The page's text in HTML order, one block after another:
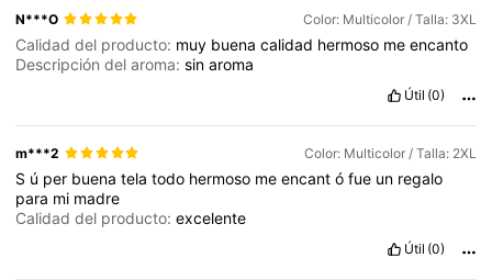
N***O Color: Multicolor / Talla: 3XL
Calidad del producto: muy buenacalidad hermoso meencanto
Descripción del aroma:sinaroma
Útil (0)
m***2 Color: Multicolor / Talla: 2XL
S ú per buenatelatodo hermoso meencantófue un regalo
para mi madre
Calidad del producto:excelente
Útil (0)